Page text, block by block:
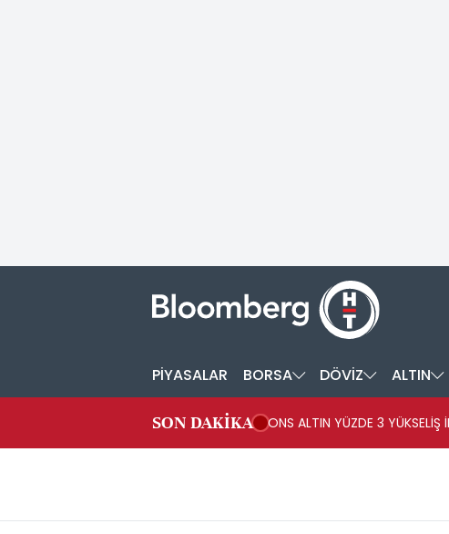
PİYASALAR BORSA DÖVİZ ALTIN
SON DAKİKA ONS ALTIN YÜZDE 3 YÜKSELİŞ